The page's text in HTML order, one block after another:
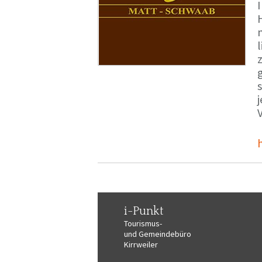
i-Punkt
Tourismus-
und Gemeindebüro
Kirrweiler